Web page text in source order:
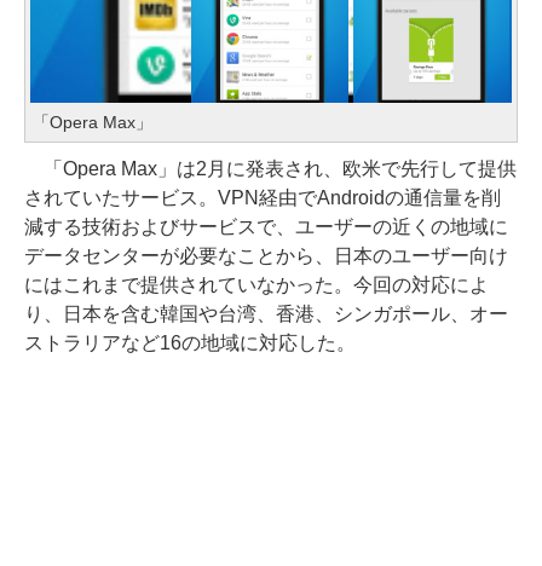
「Opera Max」
「Opera Max」は2月に発表され、欧米で先行して提供
されていたサービス。VPN経由でAndroidの通信量を削
減する技術およびサービスで、ユーザーの近くの地域に
データセンターが必要なことから、日本のユーザー向け
にはこれまで提供されていなかった。今回の対応によ
り、日本を含む韓国や台湾、香港、シンガポール、オー
ストラリアなど16の地域に対応した。